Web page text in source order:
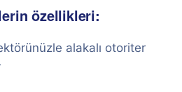
özellikleri:
alakalı otoriter